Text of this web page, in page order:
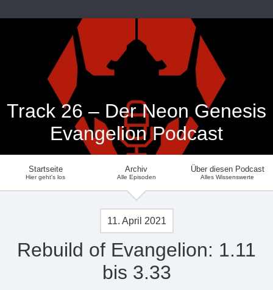
Track 26 – Der Neon Genesis
Evangelion Podcast
Startseite
Hier geht's los
Archiv
Alle Episoden
Über diesen Podcast
Alles Wissenswerte
11. April 2021
Rebuild of Evangelion: 1.11
bis 3.33